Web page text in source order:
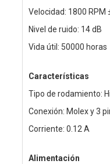
Velocidad: 1800 RPM
Nivel de ruido: 14 dB
Vida útil: 50000 horas
Características
Tipo de rodamiento:
Conexión: Molex y 3
Corriente: 0.12 A
Alimentación